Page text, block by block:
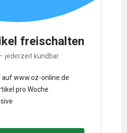
freischalten
jederzeit kündbar.
www.oz-online.de
pro Woche